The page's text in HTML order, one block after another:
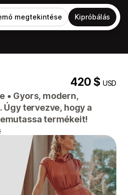
megtekintése Kipróbálás
420 $USD
• Gyors, modern,
tervezve, hogy a
termékeit!